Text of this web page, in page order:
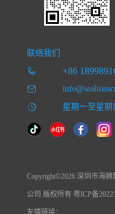
联络我们
+86
星期一至星期
Copyright©2026 深圳市海
公司 版权所有 粤ICP备
友情链接：